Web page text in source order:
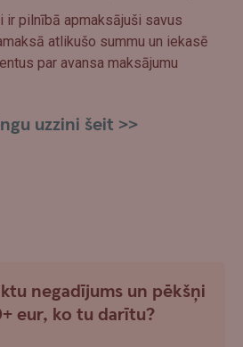
ir pilnībā apmaksājuši savus
atlikušo summu un iekasē
par avansa maksājumu
uzzini šeit >>
negadījums un pēkšņi
eur, ko tu darītu?